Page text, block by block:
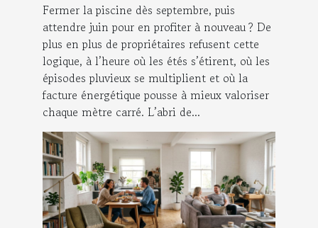
Fermer la piscine dès septembre, puis
attendre juin pour en profiter à nouveau ? De
plus en plus de propriétaires refusent cette
logique, à l’heure où les étés s’étirent, où les
épisodes pluvieux se multiplient et où la
facture énergétique pousse à mieux valoriser
chaque mètre carré. L’abri de...